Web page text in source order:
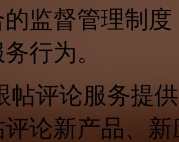
监督管理制
行为。
帖评论服务提
评论新产品、